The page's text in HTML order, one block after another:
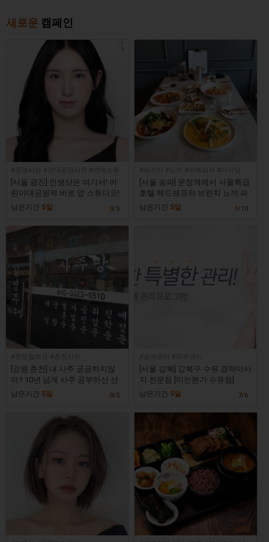
새로운 캠페인
#증명사진 #건대증명사진 #건대스튜
디오
[서울 광진] 인생샷은 여기서! 어
린이대공원역 바로 앞 스튜디오!
[에필로그스튜디오]
남은기간 5일 0/5
#파스타 #뇨끼 #수제피자 #다이닝
[서울 송파] 문정역에서 서울특급
호텔 헤드쉐프의 브런치 뇨끼 파
스타 수제피자를 맛볼 수 있는 이
남은기간 5일 1 /10
#춘천철학관 #춘천사주
[강원 춘천] 내 사주 궁금하지않
아? 10년 넘게 사주 공부하신 선
생님이 운영하는 사주방! [송하철
남은기간 5일 0/5
[서울 강북] 강북구 수유 경락마사
지 전문점 [미인본가 수유점]
남은기간 5일 7/6